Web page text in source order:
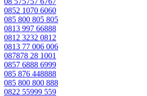
0852 1070 6060
085 800 805 805
0813 997 66888
0812 3232 0812
0813 77 006 006
087878 28 1001
0857 6888 6999
085 876 448888
085 800 800 888
0822 55999 559